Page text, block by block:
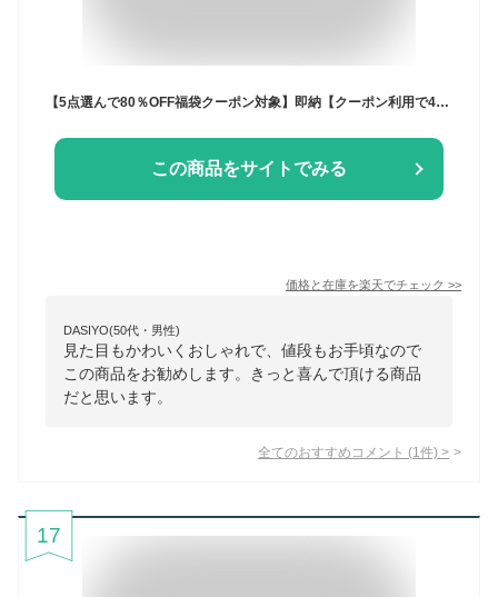
【5点選んで80％OFF福袋クーポン対象】即納【クーポン利用で4280円】MA-1 ジャケット ボリューム袖 袖くしゅ シャーリング オーバーサイズ アウター レディース ボリュームMA1 MA1 エムエーワン【os206-566】【即納：1-5営業日】宅込
この商品をサイトでみる
価格と在庫を楽天でチェック >>
DASIYO(50代・男性)
見た目もかわいくおしゃれで、値段もお手頃なので
この商品をお勧めします。きっと喜んで頂ける商品
だと思います。
全てのおすすめコメント (1 件) >
17